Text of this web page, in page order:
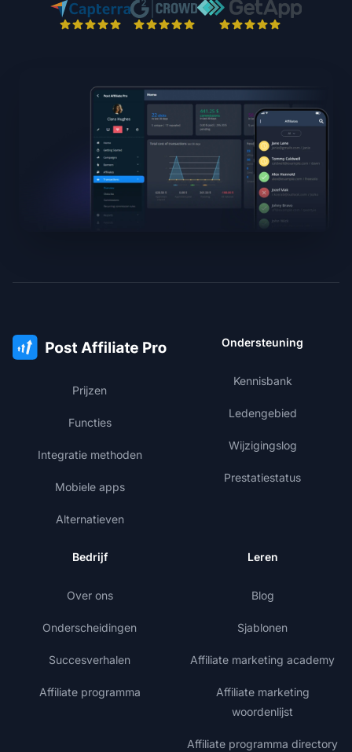
Prijzen
Functies
Integratie methoden
Mobiele apps
Alternatieven
Ondersteuning
Kennisbank
Ledengebied
Wijzigingslog
Prestatiestatus
Bedrijf
Over ons
Onderscheidingen
Succesverhalen
Affiliate programma
Leren
Blog
Sjablonen
Affiliate marketing academy
Affiliate marketing
woordenlijst
Affiliate programma directory